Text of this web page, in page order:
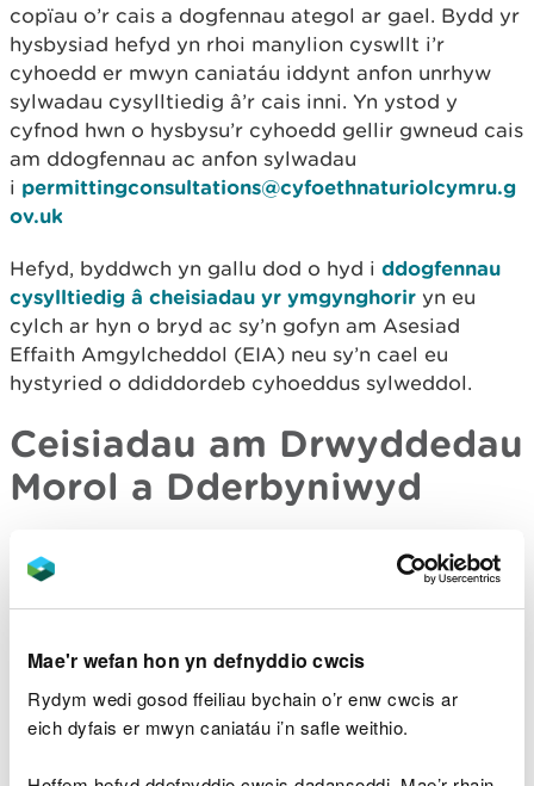
Mae'r wefan hon yn defnyddio cwcis
Rydym wedi gosod ffeiliau bychain o’r enw cwcis ar
eich dyfais er mwyn caniatáu i’n safle weithio.
copïau o’r cais a dogfennau ategol ar gael. Bydd yr
hysbysiad hefyd yn rhoi manylion cyswllt i’r
cyhoedd er mwyn caniatáu iddynt anfon unrhyw
sylwadau cysylltiedig â’r cais inni. Yn ystod y
cyfnod hwn o hysbysu’r cyhoedd gellir gwneud cais
am ddogfennau ac anfon sylwadau
i permittingconsultations@cyfoethnaturiolcymru.g
ov.uk
Hefyd, byddwch yn gallu dod o hyd i ddogfennau
cysylltiedig â cheisiadau yr ymgynghorir yn eu
cylch ar hyn o bryd ac sy’n gofyn am Asesiad
Effaith Amgylcheddol (EIA) neu sy’n cael eu
hystyried o ddiddordeb cyhoeddus sylweddol.
Ceisiadau am Drwyddedau
Morol a Dderbyniwyd
Drwydded
Lleoliad y Safle
Math o
Gais
CML2135 Band 2
CML2133
Ceredigion
County
Council
Gwaith Amddiffyn
yr Arfordir CRMP
Band 3